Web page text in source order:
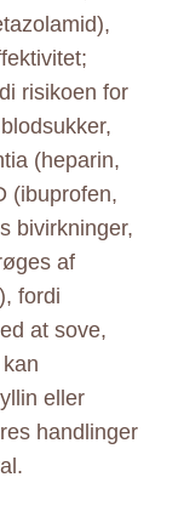
risikoen for
(heparin,
(ibuprofen,
bivirkninger,
af
fordi
at sove,
eller
handlinger